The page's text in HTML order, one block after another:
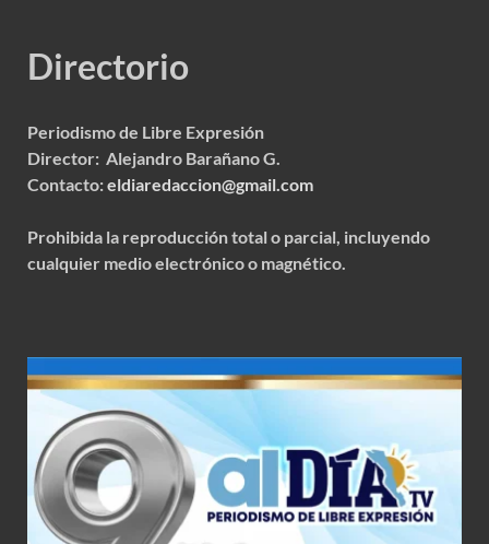
Directorio
Periodismo de Libre Expresión
Director: Alejandro Barañano G.
Contacto:eldiaredaccion@gmail.com
Prohibida la reproducción total o parcial, incluyendo
cualquier medio electrónico o magnético.